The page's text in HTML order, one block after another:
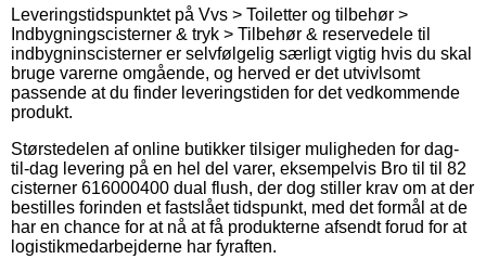
Leveringstidspunktet på Vvs > Toiletter og tilbehør >
Indbygningscisterner & tryk > Tilbehør & reservedele til
indbygninscisterner er selvfølgelig særligt vigtig hvis du skal
bruge varerne omgående, og herved er det utvivlsomt
passende at du finder leveringstiden for det vedkommende
produkt.
Størstedelen af online butikker tilsiger muligheden for dag-
til-dag levering på en hel del varer, eksempelvis Bro til til 82
cisterner 616000400 dual flush, der dog stiller krav om at der
bestilles forinden et fastslået tidspunkt, med det formål at de
har en chance for at nå at få produkterne afsendt forud for at
logistikmedarbejderne har fyraften.